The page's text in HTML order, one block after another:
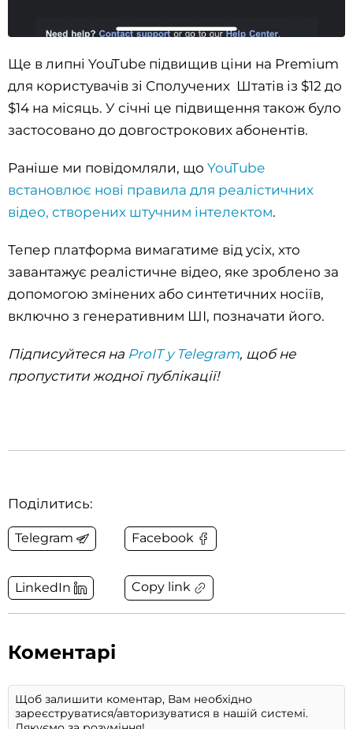
Ще в липні YouTube підвищив ціни на Premium
для користувачів зі Сполучених Штатів із $12 до
$14 на місяць. У січні це підвищення також було
застосовано до довгострокових абонентів.
Раніше ми повідомляли, що YouTube
встановлює нові правила для реалістичних
відео, створених штучним інтелектом.
Тепер платформа вимагатиме від усіх, хто
завантажує реалістичне відео, яке зроблено за
допомогою змінених або синтетичних носіїв,
включно з генеративним ШІ, позначати його.
Підписуйтеся на ProIT у Telegram, щоб не
пропустити жодної публікації!
Поділитись:
Telegram Facebook
LinkedIn Copy link
Коментарі